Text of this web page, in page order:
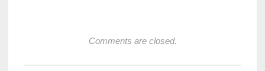
Comments are closed.